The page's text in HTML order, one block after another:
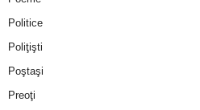
Politice
Poliţişti
Poştaşi
Preoţi